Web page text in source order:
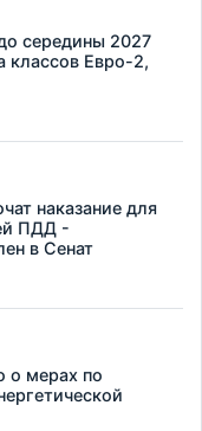
середины 2027
классов Евро-2,
наказание для
ПДД -
в Сенат
о мерах по